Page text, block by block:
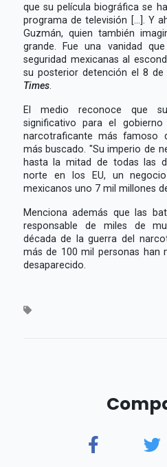
que su película biográfica se
programa de televisión [...]. Y
Guzmán, quien también
grande. Fue una vanidad
seguridad mexicanas al
su posterior detención el 8 de
Times.
El medio reconoce que
significativo para el
narcotraficante más famoso
más buscado. "Su imperio de
hasta la mitad de todas las
norte en los EU, un
mexicanos uno 7 mil millones
Menciona además que las
responsable de miles de
década de la guerra del
más de 100 mil personas han
desaparecido.